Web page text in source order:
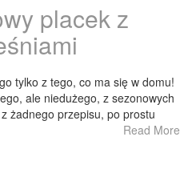
placek z
tylko z tego, co ma się w domu!
ale niedużego, z sezonowych
żadnego przepisu, po prostu
Read More